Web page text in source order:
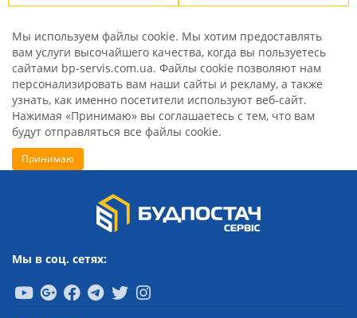
Мы используем файлы cookie. Мы хотим предоставлять
вам услуги высочайшего качества, когда вы пользуетесь
сайтами bp-servis.com.ua. Файлы cookie позволяют нам
персонализировать вам наши сайты и рекламу, а также
узнать, как именно посетители используют веб-сайт.
Нажимая «Принимаю» вы соглашаетесь с тем, что вам
будут отправляться все файлы cookie.
Принимаю
Мы в соц. сетях: